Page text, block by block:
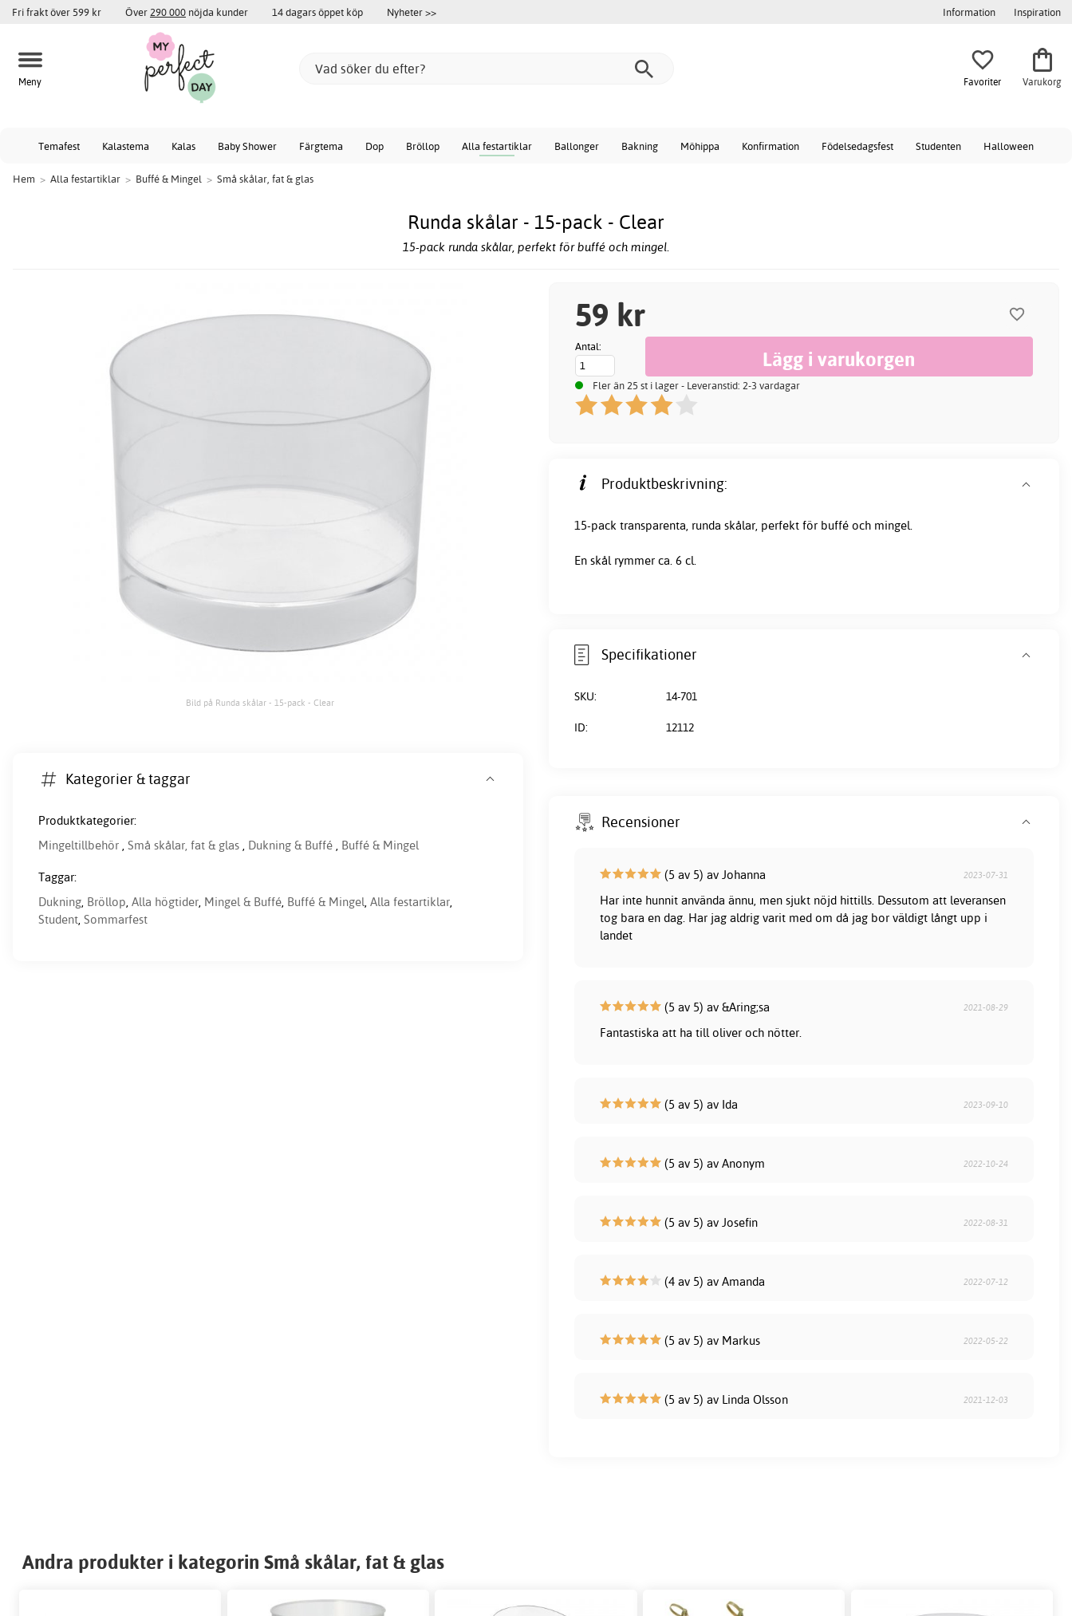
Fri frakt över 599 kr Över 290 000 nöjda kunder 14 dagars öppet köp Nyheter >> Information Inspiration
Meny Favoriter Varukorg
Temafest Kalastema Kalas Baby Shower Färgtema Dop Bröllop Alla festartiklar Ballonger Bakning Möhippa Konfirmation Födelsedagsfest Studenten Halloween
Hem > Alla festartiklar > Buffé & Mingel > Små skålar, fat & glas
Runda skålar - 15-pack - Clear
15-pack runda skålar, perfekt för buffé och mingel.
Bild på Runda skålar - 15-pack - Clear
59 kr
Antal:
Fler än 25 st i lager - Leveranstid: 2-3 vardagar
Produktbeskrivning:
15-pack transparenta, runda skålar, perfekt för buffé och mingel.
En skål rymmer ca. 6 cl.
Specifikationer
SKU: 14-701
ID: 12112
Kategorier & taggar
Produktkategorier:
Mingeltillbehör , Små skålar, fat & glas , Dukning & Buffé , Buffé & Mingel
Taggar:
Dukning, Bröllop, Alla högtider, Mingel & Buffé, Buffé & Mingel, Alla festartiklar,
Student, Sommarfest
Recensioner
(5 av 5) av Johanna 2023-07-31
Har inte hunnit använda ännu, men sjukt nöjd hittills. Dessutom att leveransen
tog bara en dag. Har jag aldrig varit med om då jag bor väldigt långt upp i
landet
(5 av 5) av &Aring;sa 2021-08-29
Fantastiska att ha till oliver och nötter.
(5 av 5) av Ida 2023-09-10
(5 av 5) av Anonym 2022-10-24
(5 av 5) av Josefin 2022-08-31
(4 av 5) av Amanda 2022-07-12
(5 av 5) av Markus 2022-05-22
(5 av 5) av Linda Olsson 2021-12-03
Andra produkter i kategorin Små skålar, fat & glas